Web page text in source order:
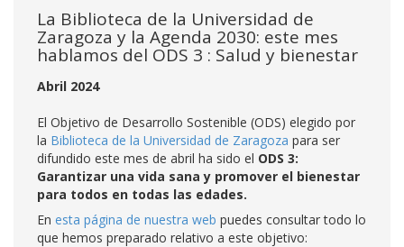
La Biblioteca de la Universidad de
Zaragoza y la Agenda 2030: este mes
hablamos del ODS 3 : Salud y bienestar
Abril 2024
El Objetivo de Desarrollo Sostenible (ODS) elegido por
la Biblioteca de la Universidad de Zaragoza para ser
difundido este mes de abril ha sido el ODS 3:
Garantizar una vida sana y promover el bienestar
para todos en todas las edades.
En esta página de nuestra web puedes consultar todo lo
que hemos preparado relativo a este objetivo: